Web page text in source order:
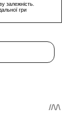
залежність.
гри